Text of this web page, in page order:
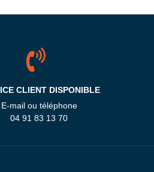
CLIENT DISPONIBLE
E-mail ou téléphone
04 91 83 13 70